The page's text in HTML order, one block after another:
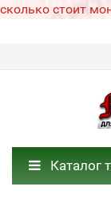
сколько стоит
Каталог